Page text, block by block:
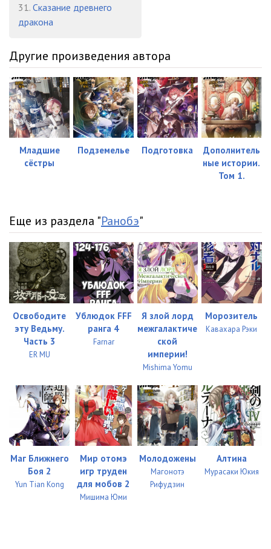
31. Сказание древнего
дракона
Другие произведения автора
Младшие
сёстры
Подземелье Подготовка
Дополнитель
ные истории.
Том 1.
Еще из раздела "Ранобэ"
Освободите
эту Ведьму.
Часть 3
ER MU
Ублюдок FFF
ранга 4
Farnar
Я злой лорд
межгалактиче
ской
империи!
Mishima Yomu
Морозитель
Кавахара Рэки
Маг Ближнего
Боя 2
Yun Tian Kong
Мир отомэ
игр труден
для мобов 2
Мишима Юми
Молодожены
Магонотэ
Рифудзин
Алтина
Мурасаки Юкия